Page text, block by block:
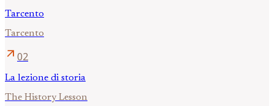
Tarcento
Tarcento
arrow_outward 02
La lezione di storia
The History Lesson